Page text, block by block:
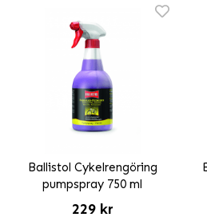
Ballistol Cykelrengöring
pumpspray 750 ml
229 kr